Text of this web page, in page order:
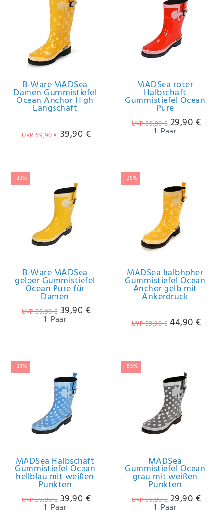
B-Ware MADSea
Damen Gummistiefel
Ocean Anchor High
Langschaft
UVP 69,90 € 39,90 €
MADSea roter
Halbschaft
Gummistiefel Ocean
Pure
UVP 59,90 € 29,90 €
1 Paar
-33%
B-Ware MADSea
gelber Gummistiefel
Ocean Pure für
Damen
UVP 59,90 € 39,90 €
1 Paar
-25%
MADSea halbhoher
Gummistiefel Ocean
Anchor gelb mit
Ankerdruck
UVP 59,90 € 44,90 €
-33%
MADSea Halbschaft
Gummistiefel Ocean
hellblau mit weißen
Punkten
UVP 59,90 € 39,90 €
1 Paar
-50%
MADSea
Gummistiefel Ocean
grau mit weißen
Punkten
UVP 59,90 € 29,90 €
1 Paar